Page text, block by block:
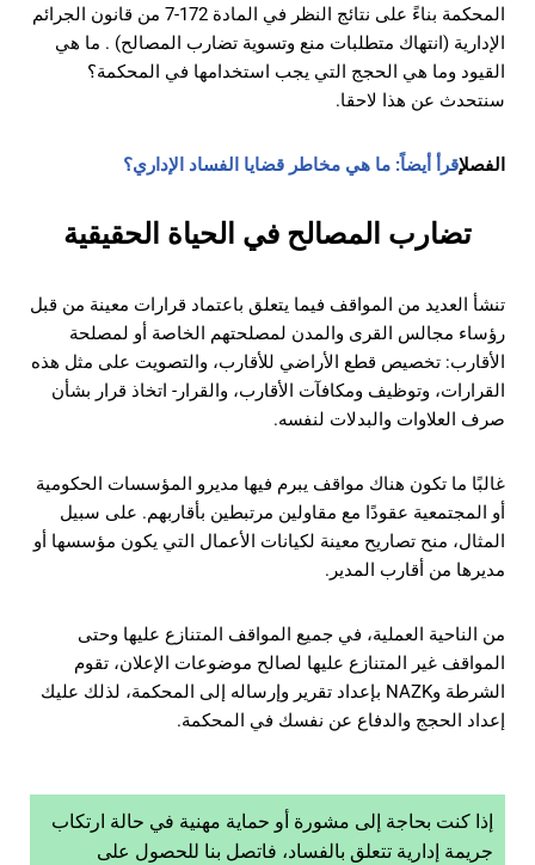
المحكمة بناءً على نتائج النظر في المادة 172-7 من قانون الجرائم
الإدارية (انتهاك متطلبات منع وتسوية تضارب المصالح) . ما هي
القيود وما هي الحجج التي يجب استخدامها في المحكمة؟
سنتحدث عن هذا لاحقا.
الفصلإقرأ أيضاً: ما هي مخاطر قضايا الفساد الإداري؟
تضارب المصالح في الحياة الحقيقية
تنشأ العديد من المواقف فيما يتعلق باعتماد قرارات معينة من قبل
رؤساء مجالس القرى والمدن لمصلحتهم الخاصة أو لمصلحة
الأقارب: تخصيص قطع الأراضي للأقارب، والتصويت على مثل هذه
القرارات، وتوظيف ومكافآت الأقارب، والقرار- اتخاذ قرار بشأن
صرف العلاوات والبدلات لنفسه.
غالبًا ما تكون هناك مواقف يبرم فيها مديرو المؤسسات الحكومية
أو المجتمعية عقودًا مع مقاولين مرتبطين بأقاربهم. على سبيل
المثال، منح تصاريح معينة لكيانات الأعمال التي يكون مؤسسها أو
مديرها من أقارب المدير.
من الناحية العملية، في جميع المواقف المتنازع عليها وحتى
المواقف غير المتنازع عليها لصالح موضوعات الإعلان، تقوم
الشرطة وNAZK بإعداد تقرير وإرساله إلى المحكمة، لذلك عليك
إعداد الحجج والدفاع عن نفسك في المحكمة.
إذا كنت بحاجة إلى مشورة أو حماية مهنية في حالة ارتكاب
جريمة إدارية تتعلق بالفساد، فاتصل بنا للحصول على